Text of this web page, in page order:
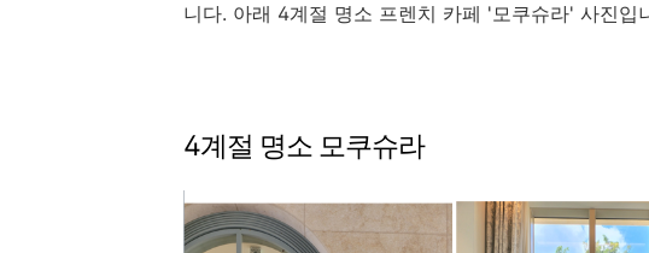
니다. 아래 4계절 명소 프렌치 카페 '모쿠슈라' 사진입
4계절 명소 모쿠슈라